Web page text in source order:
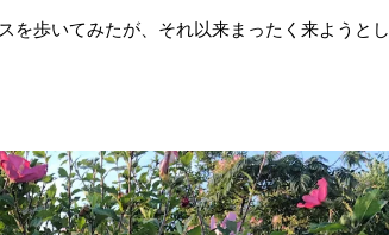
を歩いてみたが、それ以来まったく来ようとし